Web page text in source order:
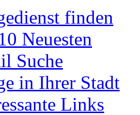
finden
Neuesten
Suche
in Ihrer Stadt
Links